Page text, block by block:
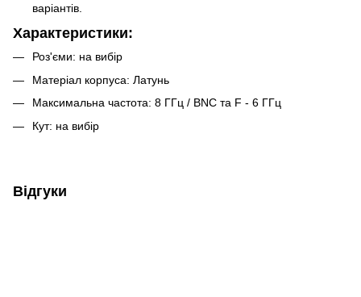
варіантів.
Характеристики:
Роз'єми: на вибір
Матеріал корпуса: Латунь
Максимальна частота: 8 ГГц / BNC та F - 6 ГГц
Кут: на вибір
Відгуки